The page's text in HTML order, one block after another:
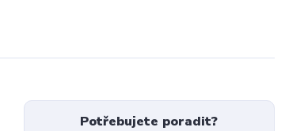
Potřebujete poradit?